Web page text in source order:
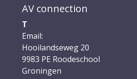
AV connection
T
Email:
Hooilandseweg 20
9983 PE Roodeschool
Groningen